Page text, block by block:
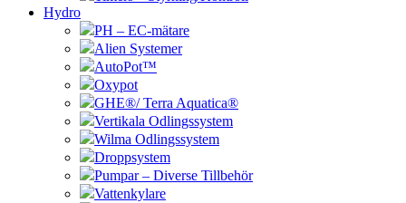
Hydro
PH – EC-mätare
Alien Systemer
AutoPot™
Oxypot
GHE®/ Terra Aquatica®
Vertikala Odlingssystem
Wilma Odlingssystem
Droppsystem
Pumpar – Diverse Tillbehör
Vattenkylare